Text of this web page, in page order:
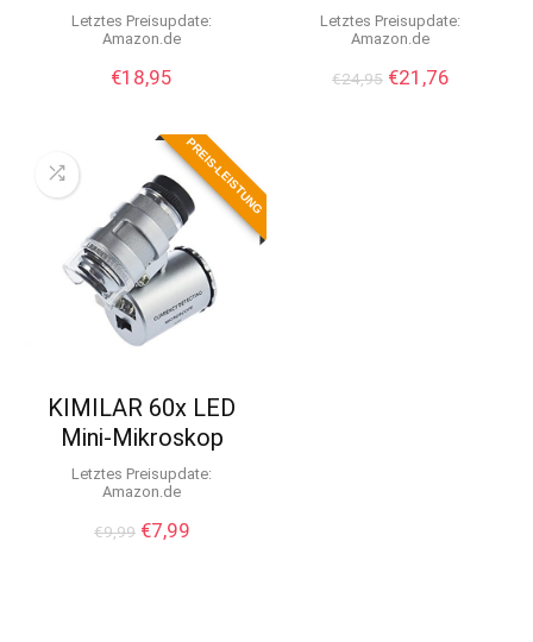
Letztes Preisupdate:
Amazon.de
€18,95
Letztes Preisupdate:
Amazon.de
€24,95 Ursprünglicher
€21,76Aktueller
PREIS-LEISTUNG
KIMILAR 60x LED
Mini-Mikroskop
Letztes Preisupdate:
Amazon.de
€9,99 Ursprünglicher
€7,99Aktueller